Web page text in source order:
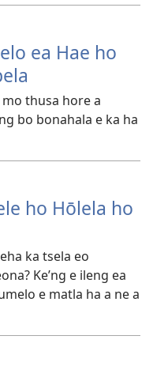
ea Hae ho
mo thusa hore a
bo bonahala e ka ha
ho Hōlela ho
ka tsela eo
Ke’ng e ileng ea
e matla ha a ne a